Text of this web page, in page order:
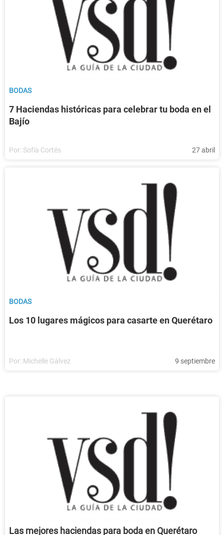
BODAS
7 Haciendas históricas para celebrar tu boda en el
Bajío
Por: Sofía Cortés 27 abril
BODAS
Los 10 lugares mágicos para casarte en Querétaro
Por: Michelle Gálvez 9 septiembre
Las mejores haciendas para boda en Querétaro